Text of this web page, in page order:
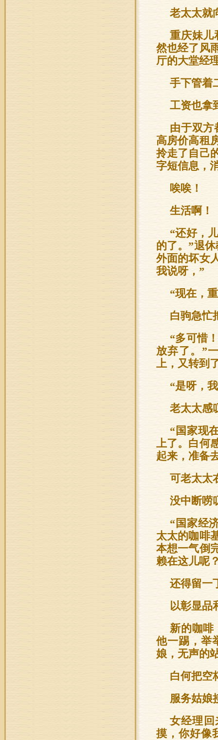
老太太就
重庆妹儿
然也经了风
厅的大堂经
手下管着
工资也拿
由于双方
高房价高租
拎走了自己
字短信息，
唉唉！
生活啊！
“还好，
的了。”退
外面的坏女
我说呀，”
“现在，
白驹急忙
“多可惜
放弃了。”
上，又转到
“是呀，
老太太感
“国家现
上了。白何
起来，准备
可老太太
没中断唠
“国家经
太太的咖啡
本想一气倒
赖在这儿呢
还得留一
以彰显品
新的咖啡
他一踢，举
娘，无声的
白何把空
服务姑娘
女经理回
摸，你好像